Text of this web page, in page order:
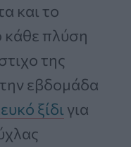
και το
κάθε πλύση
της
εβδομάδα
ξίδι για